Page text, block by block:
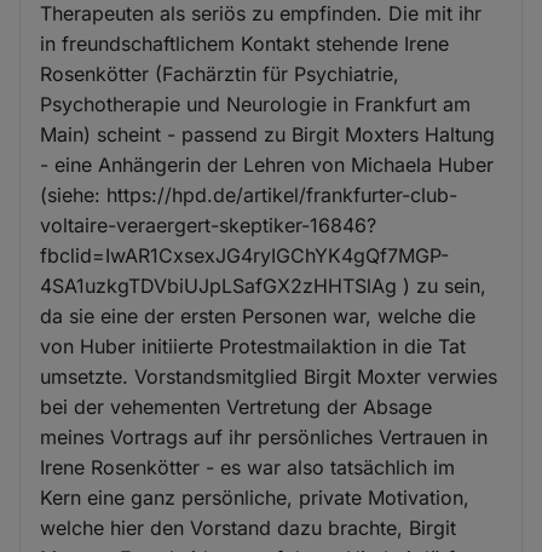
Therapeuten als seriös zu empfinden. Die mit ihr
in freundschaftlichem Kontakt stehende Irene
Rosenkötter (Fachärztin für Psychiatrie,
Psychotherapie und Neurologie in Frankfurt am
Main) scheint - passend zu Birgit Moxters Haltung
- eine Anhängerin der Lehren von Michaela Huber
(siehe: https://hpd.de/artikel/frankfurter-club-
voltaire-veraergert-skeptiker-16846?
fbclid=IwAR1CxsexJG4ryIGChYK4gQf7MGP-
4SA1uzkgTDVbiUJpLSafGX2zHHTSlAg ) zu sein,
da sie eine der ersten Personen war, welche die
von Huber initiierte Protestmailaktion in die Tat
umsetzte. Vorstandsmitglied Birgit Moxter verwies
bei der vehementen Vertretung der Absage
meines Vortrags auf ihr persönliches Vertrauen in
Irene Rosenkötter - es war also tatsächlich im
Kern eine ganz persönliche, private Motivation,
welche hier den Vorstand dazu brachte, Birgit